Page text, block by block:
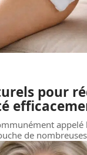
pour
appelé
de